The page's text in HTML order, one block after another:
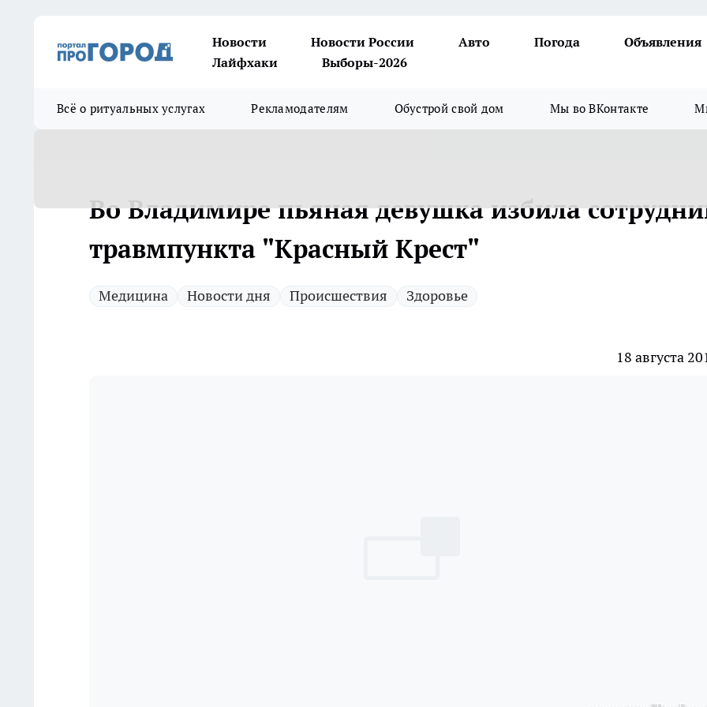
Новости Новости России Авто Погода
Объявления
Лайфхаки
Выборы-2026
Всё о ритуальных услугах Рекламодателям Обустрой свой дом Мы во ВКонтакте
Во Владимире пьяная девушка избила
травмпункта "Красный Крест"
Медицина Новости дня Происшествия Здоровье
18 августа